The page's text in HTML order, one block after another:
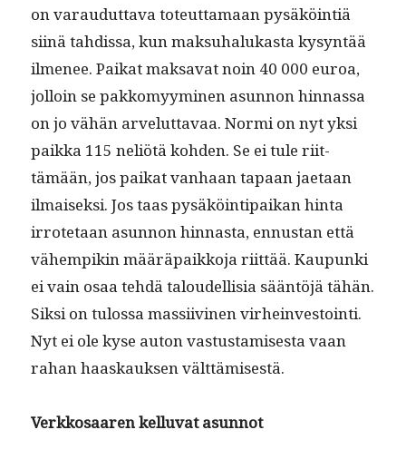
on varaudut­ta­va toteut­ta­maan pysäköin­tiä
siinä tahdis­sa, kun mak­suhalukas­ta kysyn­tää
ilme­nee. Paikat mak­sa­vat noin 40 000 euroa,
jol­loin se pakkomyymi­nen asun­non hin­nas­sa
on jo vähän arve­lut­tavaa. Nor­mi on nyt yksi
paik­ka 115 neliötä kohden. Se ei tule riit­
tämään, jos paikat van­haan tapaan jae­taan
ilmaisek­si. Jos taas pysäköin­tipaikan hin­ta
irrote­taan asun­non hin­nas­ta, ennus­tan että
vähempikin määrä­paikko­ja riit­tää. Kaupun­ki
ei vain osaa tehdä taloudel­lisia sään­töjä tähän.
Sik­si on tulos­sa mas­si­ivi­nen virhein­vestoin­ti.
Nyt ei ole kyse auton vas­tus­tamis­es­ta vaan
rahan haaskauk­sen välttämisestä.
Verkkosaaren kel­lu­vat asunnot